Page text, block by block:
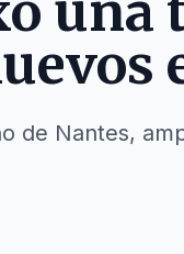
de Nantes,